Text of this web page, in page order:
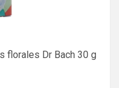
florales Dr Bach 30 g